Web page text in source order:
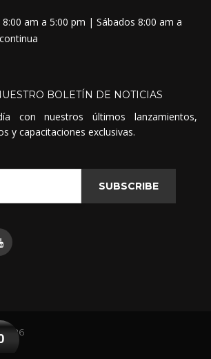
8:00 am a 5:00 pm | Sábados 8:00 am a
BOLETÍN DE NOTICIAS
con nuestros últimos lanzamientos,
y capacitaciones exclusivas.
SUBSCRIBE
2026